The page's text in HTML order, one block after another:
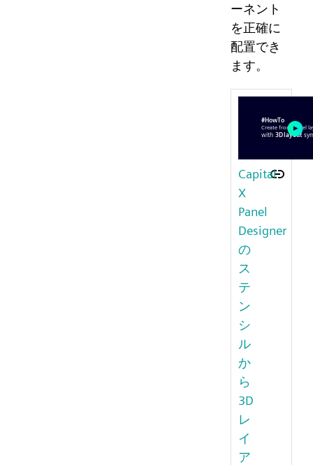
ーネント
を正確に
配置でき
ます。
Capital
X
Panel
Designer
の
ス
テ
ン
シ
ル
か
ら
3D
レ
イ
ア